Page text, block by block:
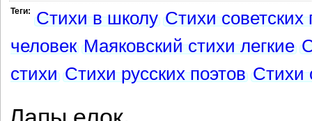
Теги: Стихи в школу Стихи советских
человек Маяковский стихи легкие
стихи Стихи русских поэтов Стихи